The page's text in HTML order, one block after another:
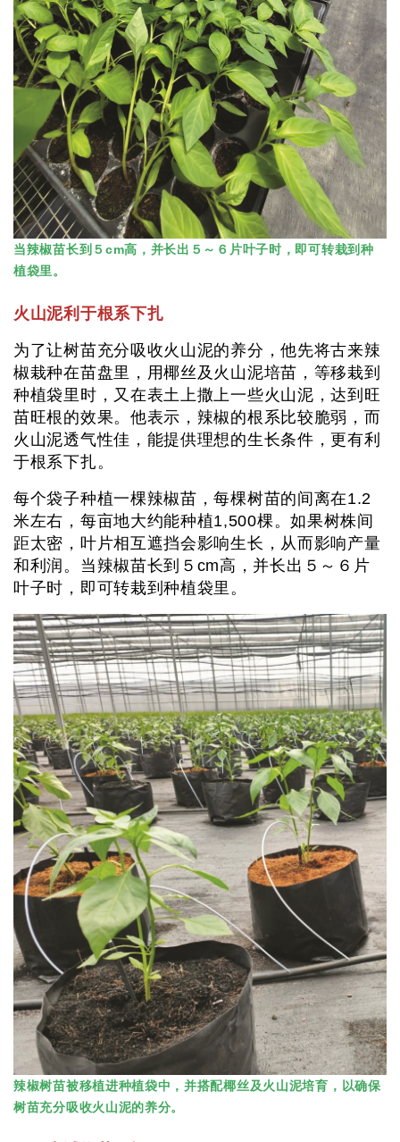
当辣椒苗长到５cm高，并长出５～６片叶子时，即可转栽到种
植袋里。
火山泥利于根系下扎
为了让树苗充分吸收火山泥的养分，他先将古来辣
椒栽种在苗盘里，用椰丝及火山泥培苗，等移栽到
种植袋里时，又在表土上撒上一些火山泥，达到旺
苗旺根的效果。他表示，辣椒的根系比较脆弱，而
火山泥透气性佳，能提供理想的生长条件，更有利
于根系下扎。
每个袋子种植一棵辣椒苗，每棵树苗的间离在1.2
米左右，每亩地大约能种植1,500棵。如果树株间
距太密，叶片相互遮挡会影响生长，从而影响产量
和利润。当辣椒苗长到５cm高，并长出５～６片
叶子时，即可转栽到种植袋里。
辣椒树苗被移植进种植袋中，并搭配椰丝及火山泥培育，以确保
树苗充分吸收火山泥的养分。